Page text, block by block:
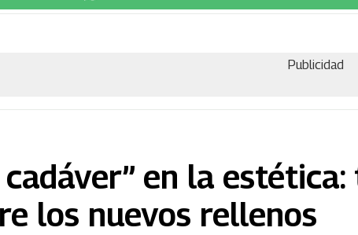
Publicidad
cadáver” en la
los nuevos rellenos